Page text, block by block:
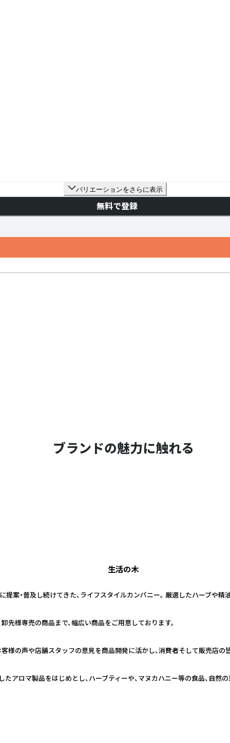
バリエーションをさらに表示
無料で登録
ブランドの魅力に触れる
生活の木
に提案・普及し続けてきた、ライフスタイルカンパニー。 厳選したハーブや
先様専売の商品まで、幅広い商品をご用意しております。
様の声や店舗スタッフの意見を商品開発に活かし、消費者そして販売店の
たアロマ製品をはじめとし、ハーブティーや、マヌカハニー等の食品、自然